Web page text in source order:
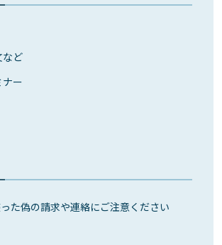
など
ー
た偽の請求や連絡にご注意ください